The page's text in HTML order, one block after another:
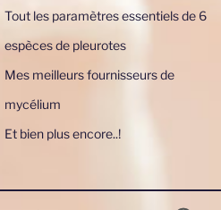
Tout les paramètres essentiels de 6
espèces de pleurotes
Mes meilleurs fournisseurs de
mycélium
Et bien plus encore..!
? :)